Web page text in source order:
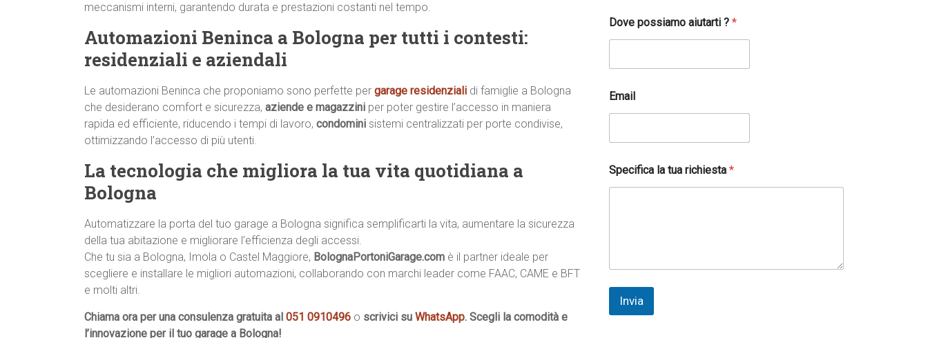
meccanismi interni, garantendo durata e prestazioni costanti nel tempo.
Automazioni Beninca a Bologna per tutti i contesti:
residenziali e aziendali
Le automazioni Beninca che proponiamo sono perfette per garage residenziali di famiglie a Bologna
che desiderano comfort e sicurezza, aziende e magazzini per poter gestire l’accesso in maniera
rapida ed efficiente, riducendo i tempi di lavoro, condomini sistemi centralizzati per porte condivise,
ottimizzando l’accesso di più utenti.
La tecnologia che migliora la tua vita quotidiana a
Bologna
Automatizzare la porta del tuo garage a Bologna significa semplificarti la vita, aumentare la sicurezza
della tua abitazione e migliorare l’efficienza degli accessi.
Che tu sia a Bologna, Imola o Castel Maggiore, BolognaPortoniGarage.com è il partner ideale per
scegliere e installare le migliori automazioni, collaborando con marchi leader come FAAC, CAME e BFT
e molti altri.
Chiama ora per una consulenza gratuita al 051 0910496 o scrivici su WhatsApp. Scegli la comodità e
l’innovazione per il tuo garage a Bologna!
E
m
a
l
Dove possiamo aiutarti ?*
Email
Specifica la tua richiesta*
Invia